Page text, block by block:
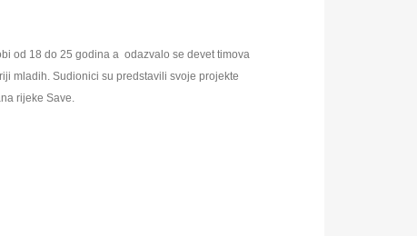
od 18 do 25 godina a odazvalo se devet timova
mladih. Sudionici su predstavili svoje projekte
rijeke Save.